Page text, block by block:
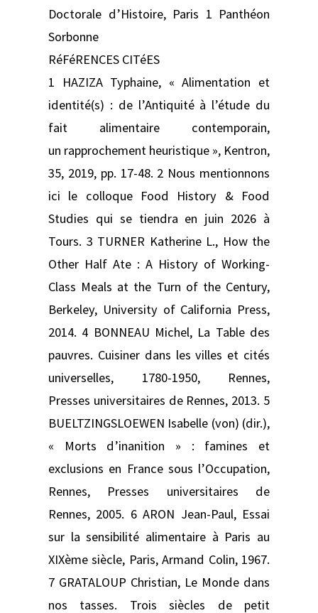
Doctorale d’Histoire, Paris 1 Panthéon
Sorbonne
RéFéRENCES CITéES
1 HAZIZA Typhaine, « Alimentation et
identité(s) : de l’Antiquité à l’étude du
fait alimentaire contemporain,
un rapprochement heuristique », Kentron,
35, 2019, pp. 17-48. 2 Nous mentionnons
ici le colloque Food History & Food
Studies qui se tiendra en juin 2026 à
Tours. 3 TURNER Katherine L., How the
Other Half Ate : A History of Working-
Class Meals at the Turn of the Century,
Berkeley, University of California Press,
2014. 4 BONNEAU Michel, La Table des
pauvres. Cuisiner dans les villes et cités
universelles, 1780-1950, Rennes,
Presses universitaires de Rennes, 2013. 5
BUELTZINGSLOEWEN Isabelle (von) (dir.),
« Morts d’inanition » : famines et
exclusions en France sous l’Occupation,
Rennes, Presses universitaires de
Rennes, 2005. 6 ARON Jean-Paul, Essai
sur la sensibilité alimentaire à Paris au
XIXème siècle, Paris, Armand Colin, 1967.
7 GRATALOUP Christian, Le Monde dans
nos tasses. Trois siècles de petit